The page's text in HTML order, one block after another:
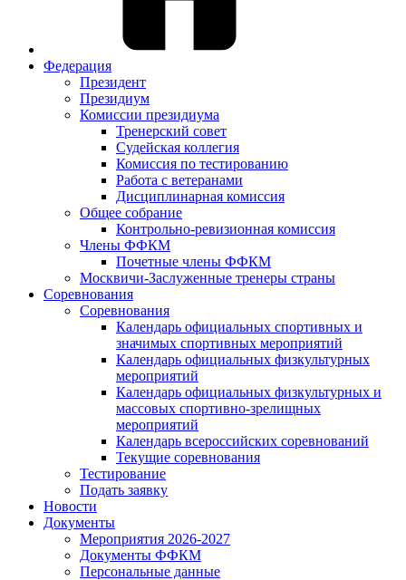
Федерация
Президент
Президиум
Комиссии президиума
Тренерский совет
Судейская коллегия
Комиссия по тестированию
Работа с ветеранами
Дисциплинарная комиссия
Общее собрание
Контрольно-ревизионная комиссия
Члены ФФКМ
Почетные члены ФФКМ
Москвичи-Заслуженные тренеры страны
Соревнования
Соревнования
Календарь официальных спортивных и
значимых спортивных мероприятий
Календарь официальных физкультурных
мероприятий
Календарь официальных физкультурных и
массовых спортивно-зрелищных
мероприятий
Календарь всероссийских соревнований
Текущие соревнования
Тестирование
Подать заявку
Новости
Документы
Мероприятия 2026-2027
Документы ФФКМ
Персональные данные